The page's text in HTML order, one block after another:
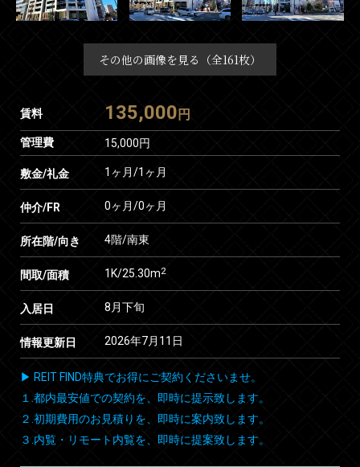
その他の画像を見る（全161枚）
賃料 135,000 円
管理費 15,000円
敷金/礼金 1ヶ月/1ヶ月
仲介/FR 0ヶ月/0ヶ月
所在階/向き 4階/南東
間取/面積 1K/25.30m2
入居日 8月下旬
情報更新日 2026年7月11日
▶ REIT FIND特典でお得にご契約くださいませ。
１.都内最安値での契約を、即時に提示致します。
２.初期費用のお見積りを、即時に案内致します。
３.内覧・リモート内覧を、即時に提案致します。